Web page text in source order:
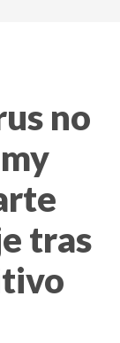
no
tras